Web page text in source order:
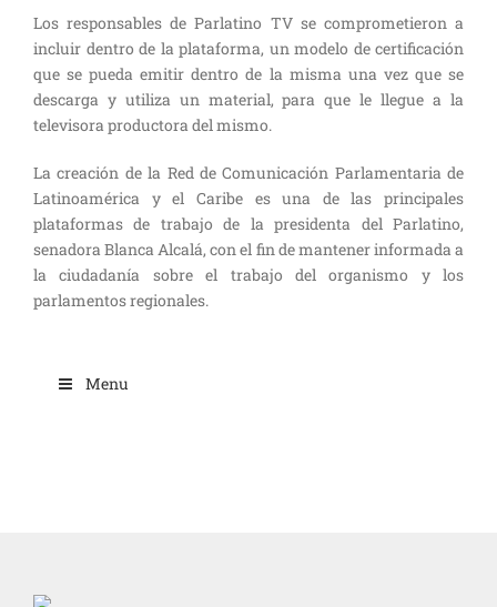
Los responsables de Parlatino TV se comprometieron a
incluir dentro de la plataforma, un modelo de certificación
que se pueda emitir dentro de la misma una vez que se
descarga y utiliza un material, para que le llegue a la
televisora productora del mismo.
La creación de la Red de Comunicación Parlamentaria de
Latinoamérica y el Caribe es una de las principales
plataformas de trabajo de la presidenta del Parlatino,
senadora Blanca Alcalá, con el fin de mantener informada a
la ciudadanía sobre el trabajo del organismo y los
parlamentos regionales.
Menu